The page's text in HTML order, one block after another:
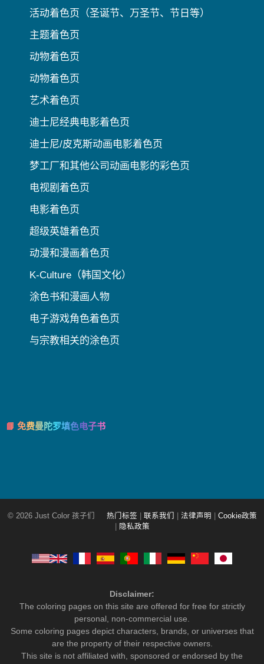
活动着色页（圣诞节、万圣节、节日等）
主题着色页
动物着色页
动物着色页
艺术着色页
迪士尼经典电影着色页
迪士尼/皮克斯动画电影着色页
梦工厂和其他公司动画电影的彩色页
电视剧着色页
电影着色页
超级英雄着色页
动漫和漫画着色页
K-Culture（韩国文化）
涂色书和漫画人物
电子游戏角色着色页
与宗教相关的涂色页
📘 免费曼陀罗填色电子书
© 2026 Just Color 孩子们 热门标签 联系我们 法律声明
Cookie政策
隐私政策
Disclaimer:
The coloring pages on this site are offered for free for strictly
personal, non-commercial use.
Some coloring pages depict characters, brands, or universes that
are the property of their respective owners.
This site is not affiliated with, sponsored or endorsed by the